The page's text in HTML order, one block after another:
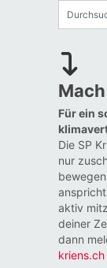
Für ein
Die SP
nur
aktiv
deiner
dann
kriens.ch